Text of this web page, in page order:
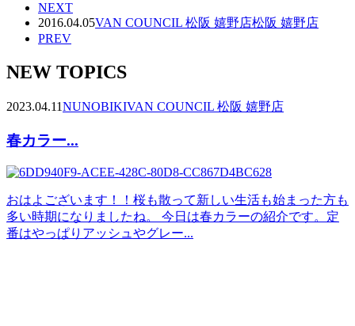
NEXT
2016.04.05VAN COUNCIL 松阪 嬉野店松阪 嬉野店
PREV
NEW TOPICS
2023.04.11NUNOBIKIVAN COUNCIL 松阪 嬉野店
春カラー...
おはよございます！！桜も散って新しい生活も始まった方も
多い時期になりましたね。 今日は春カラーの紹介です。定
番はやっぱりアッシュやグレー...